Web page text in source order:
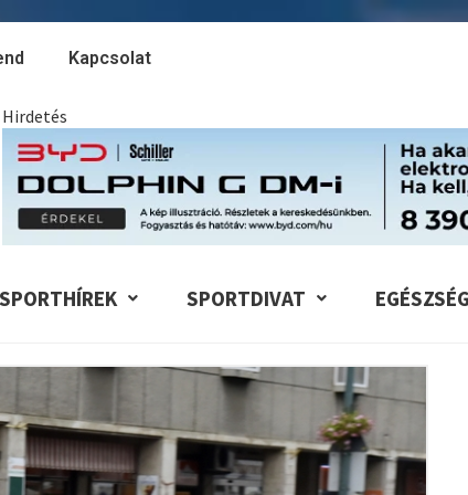
Kapcsolat
Hirdetés
SPORTHÍREK SPORTDIVAT EGÉSZSÉG